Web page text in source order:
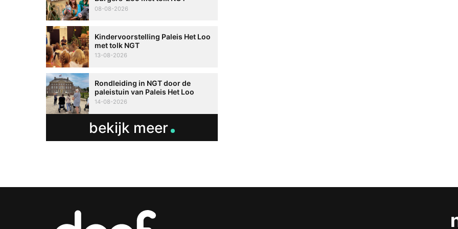
08-08-2026
Kindervoorstelling Paleis Het Loo
met tolk NGT
13-08-2026
Rondleiding in NGT door de
paleistuin van Paleis Het Loo
14-08-2026
bekijk meer